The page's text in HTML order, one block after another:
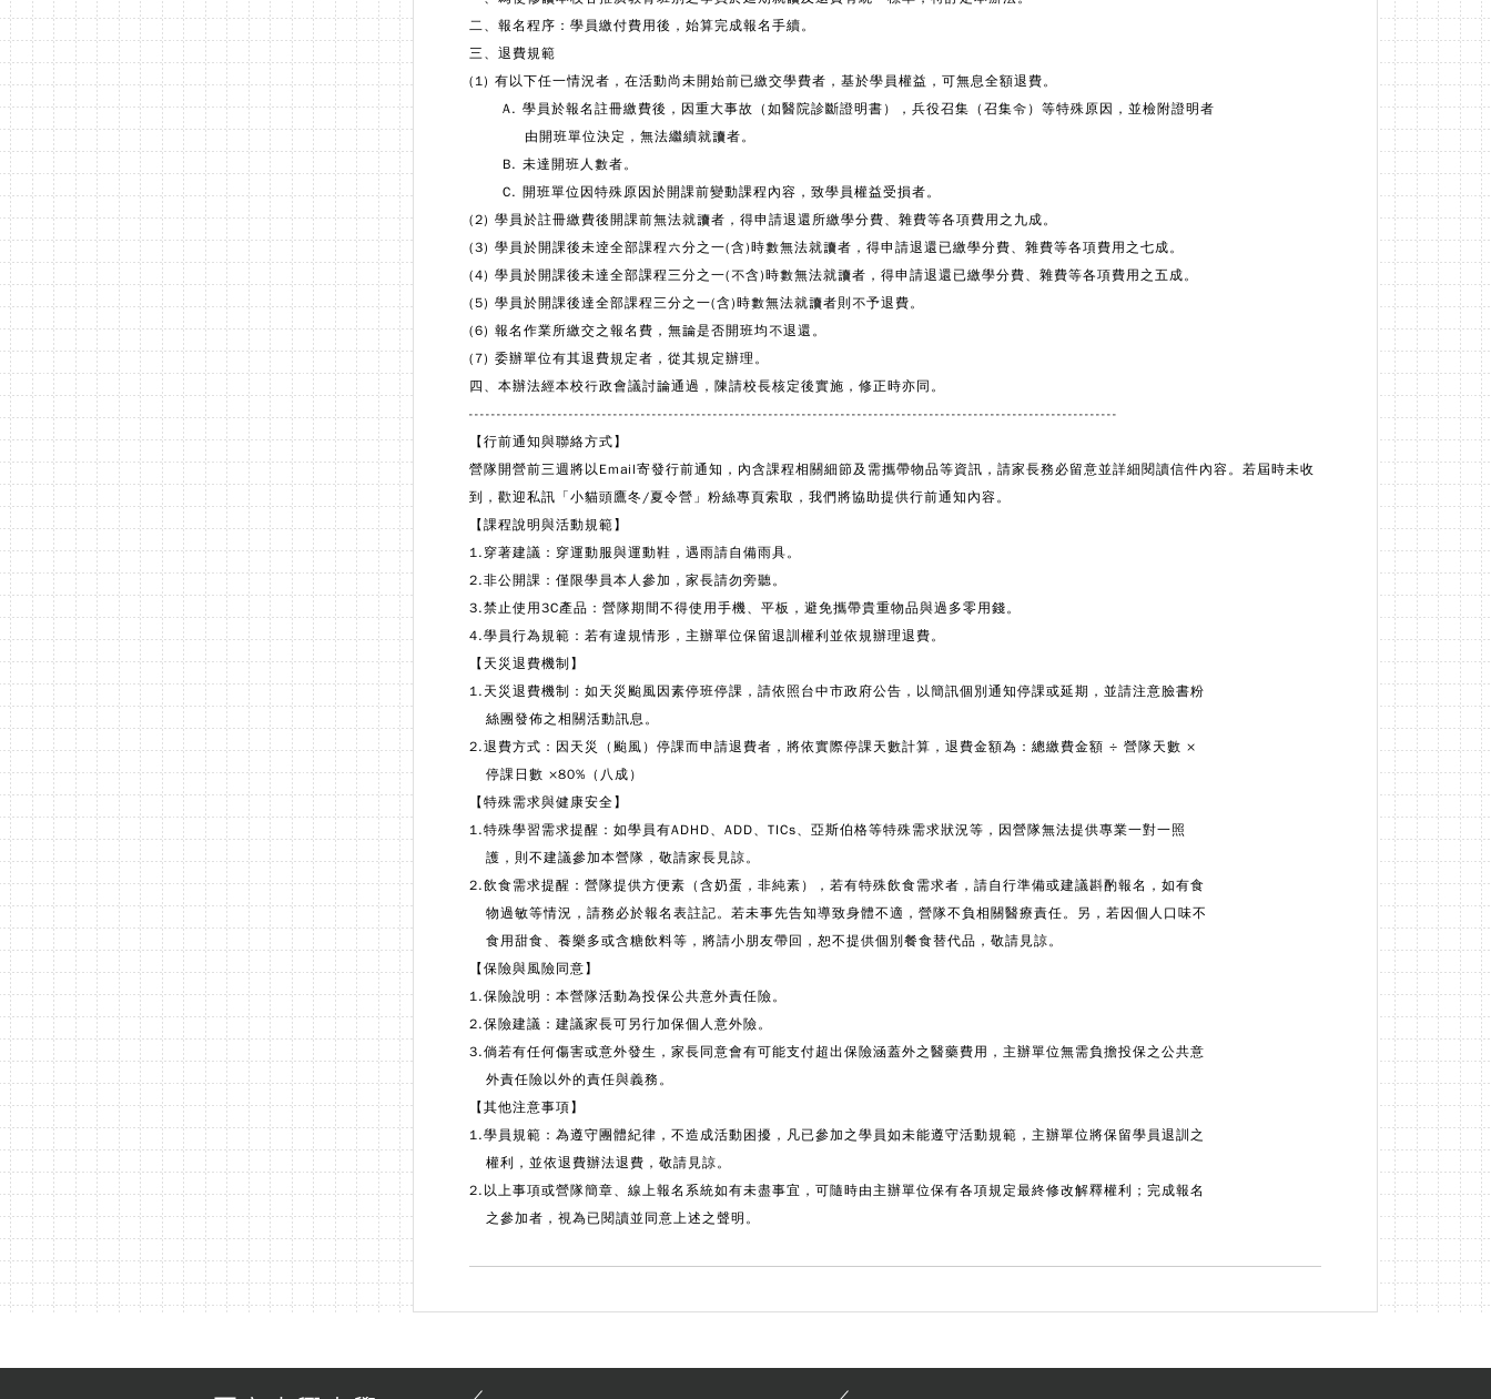
二、報名程序：學員繳付費用後，始算完成報名手續。
三、退費規範
(1) 有以下任一情況者，在活動尚未開始前已繳交學費者，基於學員權益，可無息全額退費。
A. 學員於報名註冊繳費後，因重大事故（如醫院診斷證明書），兵役召集（召集令）等特殊原因，並檢附證明者
由開班單位決定，無法繼續就讀者。
B. 未達開班人數者。
C. 開班單位因特殊原因於開課前變動課程內容，致學員權益受損者。
(2) 學員於註冊繳費後開課前無法就讀者，得申請退還所繳學分費、雜費等各項費用之九成。
(3) 學員於開課後未逹全部課程六分之一(含)時數無法就讀者，得申請退還已繳學分費、雜費等各項費用之七成。
(4) 學員於開課後未達全部課程三分之一(不含)時數無法就讀者，得申請退還已繳學分費、雜費等各項費用之五成。
(5) 學員於開課後達全部課程三分之一(含)時數無法就讀者則不予退費。
(6) 報名作業所繳交之報名費，無論是否開班均不退還。
(7) 委辦單位有其退費規定者，從其規定辦理。
四、本辦法經本校行政會議討論通過，陳請校長核定後實施，修正時亦同。
---------------------------------------------------------------------------------------------------------------------
【行前通知與聯絡方式】
營隊開營前三週將以Email寄發行前通知，內含課程相關細節及需攜帶物品等資訊，請家長務必留意並詳細閱讀信件內容。若屆時未收
到，歡迎私訊「小貓頭鷹冬/夏令營」粉絲專頁索取，我們將協助提供行前通知內容。
【課程說明與活動規範】
1.穿著建議：穿運動服與運動鞋，遇雨請自備雨具。
2.非公開課：僅限學員本人參加，家長請勿旁聽。
3.禁止使用3C產品：營隊期間不得使用手機、平板，避免攜帶貴重物品與過多零用錢。
4.學員行為規範：若有違規情形，主辦單位保留退訓權利並依規辦理退費。
【天災退費機制】
1.天災退費機制：如天災颱風因素停班停課，請依照台中市政府公告，以簡訊個別通知停課或延期，並請注意臉書粉
絲團發佈之相關活動訊息。
2.退費方式：因天災（颱風）停課而申請退費者，將依實際停課天數計算，退費金額為：總繳費金額 ÷ 營隊天數 ×
停課日數 ×80%（八成）
【特殊需求與健康安全】
1.特殊學習需求提醒：如學員有ADHD、ADD、TICs、亞斯伯格等特殊需求狀況等，因營隊無法提供專業一對一照
護，則不建議參加本營隊，敬請家長見諒。
2.飲食需求提醒：營隊提供方便素（含奶蛋，非純素），若有特殊飲食需求者，請自行準備或建議斟酌報名，如有食
物過敏等情況，請務必於報名表註記。若未事先告知導致身體不適，營隊不負相關醫療責任。另，若因個人口味不
食用甜食、養樂多或含糖飲料等，將請小朋友帶回，恕不提供個別餐食替代品，敬請見諒。
【保險與風險同意】
1.保險說明：本營隊活動為投保公共意外責任險。
2.保險建議：建議家長可另行加保個人意外險。
3.倘若有任何傷害或意外發生，家長同意會有可能支付超出保險涵蓋外之醫藥費用，主辦單位無需負擔投保之公共意
外責任險以外的責任與義務。
【其他注意事項】
1.學員規範：為遵守團體紀律，不造成活動困擾，凡已參加之學員如未能遵守活動規範，主辦單位將保留學員退訓之
權利，並依退費辦法退費，敬請見諒。
2.以上事項或營隊簡章、線上報名系統如有未盡事宜，可隨時由主辦單位保有各項規定最終修改解釋權利；完成報名
之參加者，視為已閱讀並同意上述之聲明。